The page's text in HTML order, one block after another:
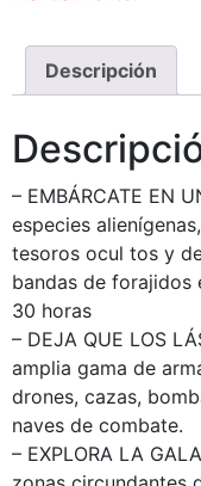
Descripción
– EMBÁRCATE EN
especies
tesoros ocul tos y
bandas de forajidos
30 horas
– DEJA QUE LOS
amplia gama de
drones, cazas,
naves de combate.
– EXPLORA LA